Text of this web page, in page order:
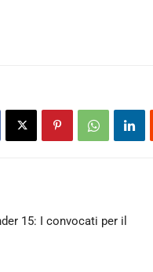
15: I convocati per il